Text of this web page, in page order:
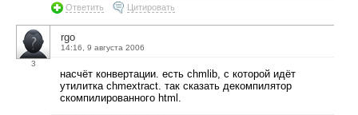
Ответить Цитировать
3
rgo
14:16, 9 августа 2006
насчёт конвертации. есть chmlib, с которой идёт
утилитка chmextract. так сказать декомпилятор
скомпилированного html.